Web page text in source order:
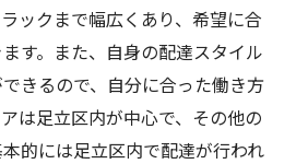
ックまで幅広くあり、希望に合
す。また、自身の配達スタイル
きるので、自分に合った働き方
は足立区内が中心で、その他の
的には足立区内で配達が行われ